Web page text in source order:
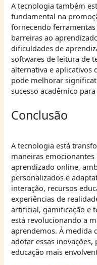
A tecnologia também
fundamental na
fornecendo
barreiras ao
dificuldades de
softwares de leitura de
alternativa e aplicativos
pode melhorar
sucesso acadêmico
Conclusão
A tecnologia está
maneiras
aprendizado online,
personalizados e
interação, recursos
experiências de
artificial, gamificação e
está revolucionando a
aprendemos. À medida
adotar essas
educação mais